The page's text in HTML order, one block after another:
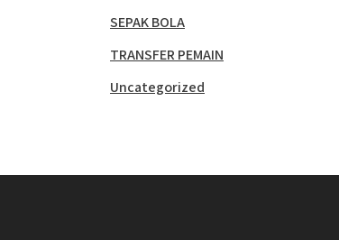
SEPAK BOLA
TRANSFER PEMAIN
Uncategorized